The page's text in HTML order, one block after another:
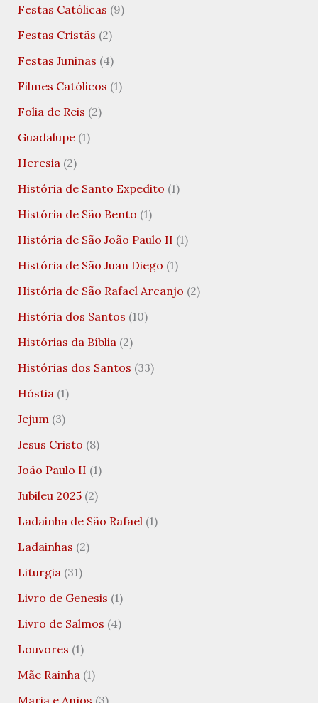
Festas Católicas (9)
Festas Cristãs (2)
Festas Juninas (4)
Filmes Católicos (1)
Folia de Reis (2)
Guadalupe(1)
Heresia(2)
História de Santo Expedito (1)
História de São Bento (1)
História de São João Paulo II (1)
História de São Juan Diego (1)
História de São Rafael Arcanjo (2)
História dos Santos (10)
Histórias da Bíblia(2)
Histórias dos Santos (33)
Hóstia(1)
Jejum(3)
Jesus Cristo (8)
João Paulo II (1)
Jubileu 2025(2)
Ladainha de São Rafael(1)
Ladainhas (2)
Liturgia(31)
Livro de Genesis (1)
Livro de Salmos (4)
Louvores (1)
Mãe Rainha(1)
Maria e Anjos (3)